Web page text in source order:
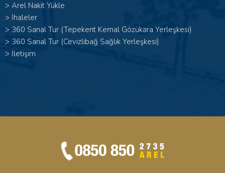
> Arel Nakit Yükle
> İhaleler
> 360 Sanal Tur (Tepekent Kemal Gözükara Yerleşkesi)
> 360 Sanal Tur (Cevizlibağ Sağlık Yerleşkesi)
> İletişim